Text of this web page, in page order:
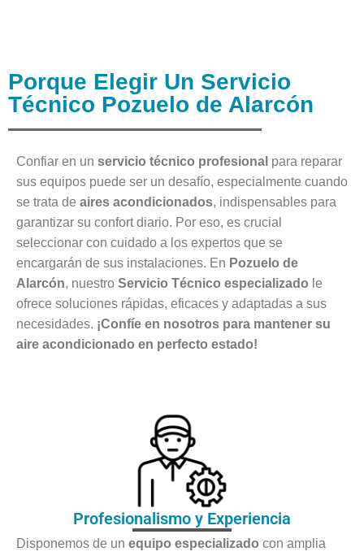
Porque Elegir Un Servicio
Técnico Pozuelo de Alarcón
Confiar en un servicio técnico profesional para reparar
sus equipos puede ser un desafío, especialmente cuando
se trata de aires acondicionados, indispensables para
garantizar su confort diario. Por eso, es crucial
seleccionar con cuidado a los expertos que se
encargarán de sus instalaciones. En Pozuelo de
Alarcón, nuestro Servicio Técnico especializado le
ofrece soluciones rápidas, eficaces y adaptadas a sus
necesidades. ¡Confíe en nosotros para mantener su
aire acondicionado en perfecto estado!
Profesionalismo y Experiencia
Disponemos de un equipo especializado con amplia